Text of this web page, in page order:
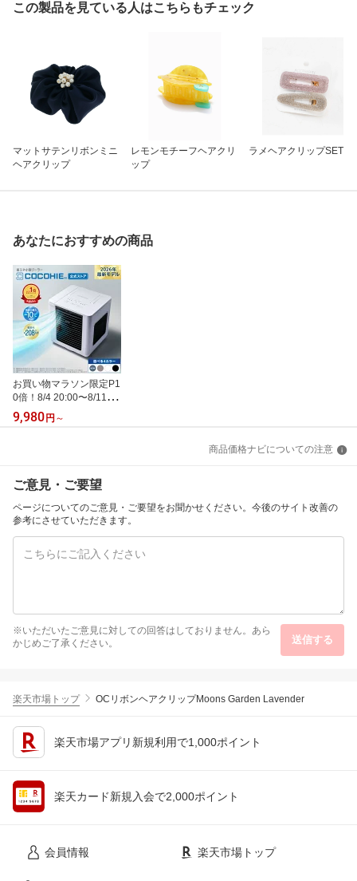
この製品を見ている人はこちらもチェック
マットサテンリボンミニ
ヘアクリップ
レモンモチーフヘアクリ
ップ
ラメヘアクリップSET
あなたにおすすめの商品
お買い物マラソン限定P1
0倍！8/4 20:00〜8/11 0
1:59まで【送料無料】こ
こひえR82026年最新モ
扇 冷風機 卓上クーラー
9,980 円 ～
商品価格ナビについての注意
ご意見・ご要望
ページについてのご意見・ご要望をお聞かせください。今後のサイト改善の
参考にさせていただきます。
※いただいたご意見に対しての回答はしておりません。あら
かじめご了承ください。
送信する
楽天市場トップ OCリボンヘアクリップMoons Garden Lavender
楽天市場アプリ新規利用で1,000ポイント
楽天カード新規入会で2,000ポイント
会員情報 楽天市場トップ